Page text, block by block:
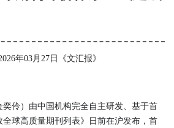
年03月27日《文汇报》
伶）由中国机构完全自主研发、基于首
球高质量期刊列表》日前在沪发布，首